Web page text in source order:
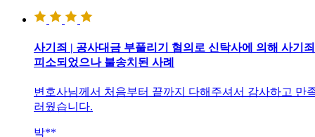
사기죄 | 공사대금 부풀리기 혐의로 신탁사에 의해 사기
피소되었으나 불송치된 사례
변호사님께서 처음부터 끝까지 다해주셔서 감사하고 만
러웠습니다.
박**